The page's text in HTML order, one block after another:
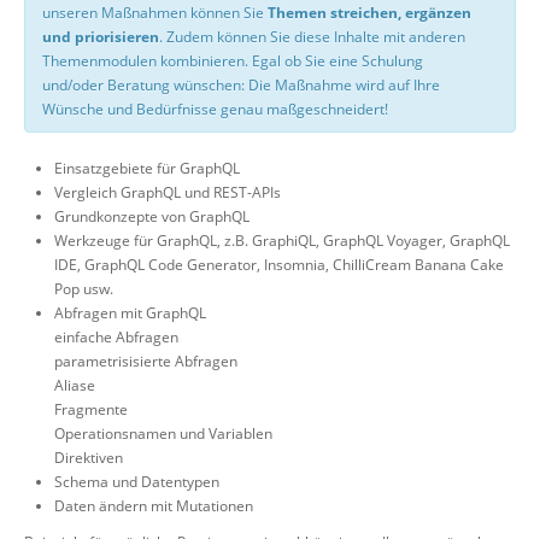
unseren Maßnahmen können Sie Themen streichen, ergänzen
und priorisieren. Zudem können Sie diese Inhalte mit anderen
Themenmodulen kombinieren. Egal ob Sie eine Schulung
und/oder Beratung wünschen: Die Maßnahme wird auf Ihre
Wünsche und Bedürfnisse genau maßgeschneidert!
Einsatzgebiete für GraphQL
Vergleich GraphQL und REST-APIs
Grundkonzepte von GraphQL
Werkzeuge für GraphQL, z.B. GraphiQL, GraphQL Voyager, GraphQL
IDE, GraphQL Code Generator, Insomnia, ChilliCream Banana Cake
Pop usw.
Abfragen mit GraphQL
einfache Abfragen
parametrisisierte Abfragen
Aliase
Fragmente
Operationsnamen und Variablen
Direktiven
Schema und Datentypen
Daten ändern mit Mutationen